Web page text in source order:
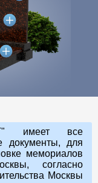
имеет все
документы, для
мемориалов
согласно
Москвы